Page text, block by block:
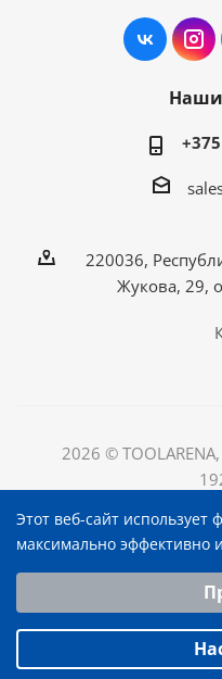
Наши
220036,
Жукова, 29,
2026 ©
29, офис
Этот веб-сайт
максимально эффективно
Выберите настройки
Аналитические/